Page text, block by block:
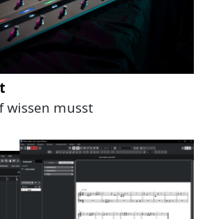
wissen musst